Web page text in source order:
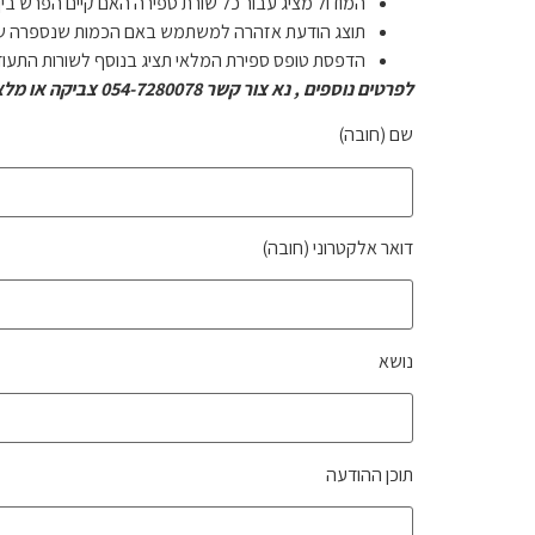
תוצג הודעת אזהרה למשתמש באם הכמות שנספרה
הדפסת טופס ספירת המלאי תציג בנוסף לשורות
לפרטים נוספים , נא צור קשר 054-7280078 צביקה או מלא את הטופס מטה ונחזור אליך:
שם (חובה)
דואר אלקטרוני (חובה)
נושא
תוכן ההודעה